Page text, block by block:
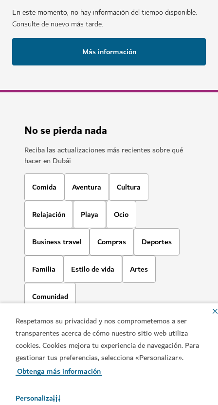
Respetamos su privacidad y nos comprometemos a ser
transparentes acerca de cómo nuestro sitio web utiliza
cookies. Cookies mejora tu experiencia de navegación. Para
gestionar tus preferencias, selecciona «Personalizar».
Obtenga más información
Personaliza
En este momento, no hay información del tiempo disponible.
Consulte de nuevo más tarde.
Más información
No se pierda nada
Reciba las actualizaciones más recientes sobre qué
hacer en Dubái
Comida Aventura Cultura
Relajación Playa Ocio
Business travel Compras Deportes
Familia Estilo de vida Artes
Comunidad